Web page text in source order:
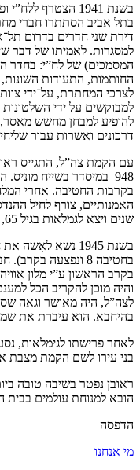
בשנת 1941
בתל אביב הסתתרו חברי
דירת שני חדרים בדרום
למסגרות. לאמיתו של דבר
המסמכים) של לח”י: בחדר
החותמות, התעודות השונות,
לצרכי המחתרת, על־ידי
למבוקשים על ידי
להופיע למבחן מחשש
דרכונים ואשרות עבור
בקרבות החטיבה. אחרי
שנים ויצא לגמלאות בגיל 65, מעל לגיל המקובל, בדרגת סגן אלוף.
בשנת 1945 נשא לאִשה את חברתו מלח”י
בחטיבה 8 ונפצעה
בקרב הראשון ע”י מלון
והיה מוכן להקריב הכל
לצה”ל, היה מאושר וגאה
בהיחבא. הוא עיברת את שמו
לאחר פרישתו לגימלאות,
בני עירו לשם הקמת מצבת
הובא למנוחת עולמים בבית
הדפסה
מי אנחנו